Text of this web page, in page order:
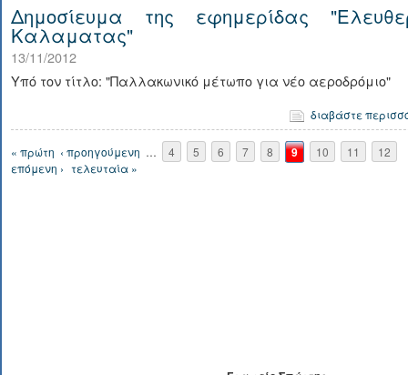
Δημοσίευμα της εφημερίδας
Καλαματας"
13/11/2012
Υπό τον τίτλο: "Παλλακωνικό μέτωπο για νέο αεροδρόμιο"
διαβάστε
Σελίδες
« πρώτη ‹ προηγούμενη … 4 5 6 7 8 9 10 11
12
επόμενη › τελευταία »